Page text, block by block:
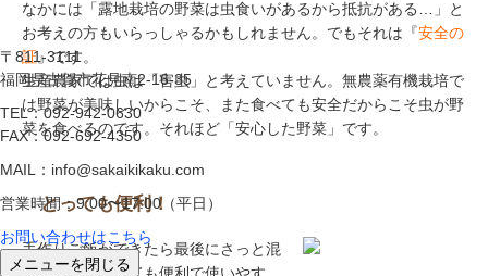
〒811-3111
福岡県古賀市花見南2-16-35
TEL：092-942-0630
FAX：092-692-4350
MAIL：info@sakaikikaku.com
営業時間：9:00〜17:00（平日）
お問い合わせはこちら
メニューを閉じる
なかには「露地栽培の野菜は虫食いがあるから抵抗がある…」と
お考えの方もいらっしゃるかもしれません。でもそれは『安全の
証』です。
生産農家では虫は「害虫」と考えていません。無農薬有機栽培で
は野菜が美味しいからこそ、また食べても安全だからこそ虫が野
菜を食べるのです。それほど「安心した野菜」です。
とっても便利！
手作りご飯ができたら最後にさっと混